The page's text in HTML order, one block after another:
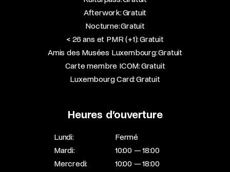
Afterwork: Gratuit
Nocturne: Gratuit
< 26 ans et PMR (+1): Gratuit
Amis des Musées Luxembourg: Gratuit
Carte membre ICOM: Gratuit
Luxembourg Card: Gratuit
Heures d’ouverture
Lundi:
Fermé
Mardi:
10:00 — 18:00
Mercredi:
10:00 — 18:00